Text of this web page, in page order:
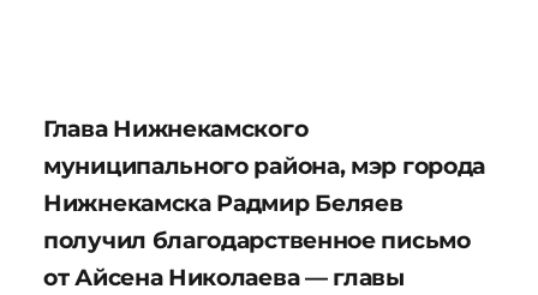
Глава Нижнекамского
муниципального района, мэр города
Нижнекамска Радмир Беляев
получил благодарственное письмо
от Айсена Николаева — главы